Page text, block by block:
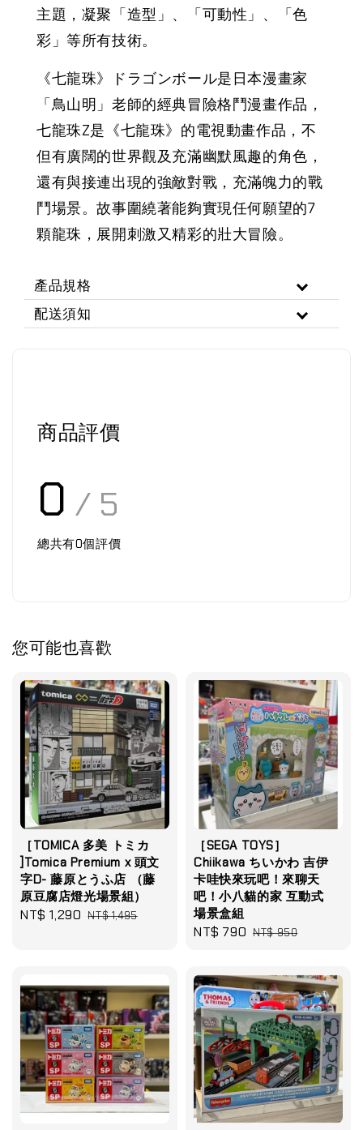
主題，凝聚「造型」、「可動性」、「色
彩」等所有技術。
《七龍珠》ドラゴンボール是日本漫畫家
「鳥山明」老師的經典冒險格鬥漫畫作品，
七龍珠Z是《七龍珠》的電視動畫作品，不
但有廣闊的世界觀及充滿幽默風趣的角色，
還有與接連出現的強敵對戰，充滿魄力的戰
鬥場景。故事圍繞著能夠實現任何願望的7
顆龍珠，展開刺激又精彩的壯大冒險。
產品規格
配送須知
商品評價
0 / 5
總共有0個評價
您可能也喜歡
［TOMICA 多美 トミカ
]Tomica Premium x 頭文
字D- 藤原とうふ店 （藤
原豆腐店燈光場景組）
Sale
NT$ 1,290 Regular
NT$ 1,495
［SEGA TOYS］
Chiikawa ちいかわ 吉伊
卡哇快來玩吧！來聊天
吧！小八貓的家 互動式
場景盒組
Sale
NT$ 790 Regular
NT$ 950